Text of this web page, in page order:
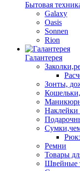
Бытовая
Galaxy
Oasis
Sonnen
Rion
Галантерея
Зонты,
Наклейки
Ремни
Товары
Швейные